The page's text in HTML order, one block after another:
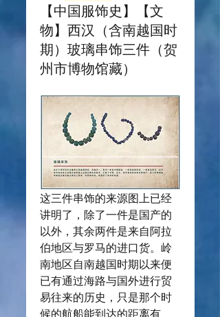
【中国服饰史】【文
物】西汉（含南越国时
期）玻璃串饰三件（贺
州市博物馆藏）
这三件串饰的来源图上已经
讲明了，除了一件是国产的
以外，其余两件是来自阿拉
伯地区与罗马的进口货。岭
南地区自南越国时期以来便
已有通过海路与国外进行贸
易往来的历史，只是那个时
候的航船能到达的距离有